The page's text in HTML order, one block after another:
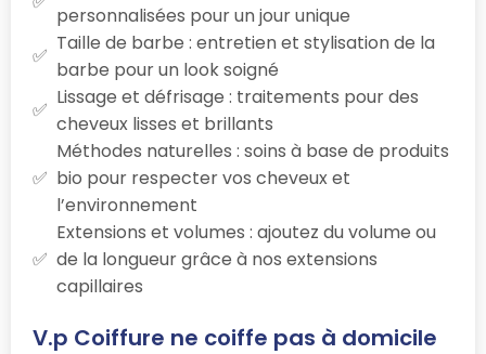
personnalisées pour un jour unique
Taille de barbe : entretien et stylisation de la
barbe pour un look soigné
Lissage et défrisage : traitements pour des
cheveux lisses et brillants
Méthodes naturelles : soins à base de produits
bio pour respecter vos cheveux et
l’environnement
Extensions et volumes : ajoutez du volume ou
de la longueur grâce à nos extensions
capillaires
V.p Coiffure ne coiffe pas à domicile